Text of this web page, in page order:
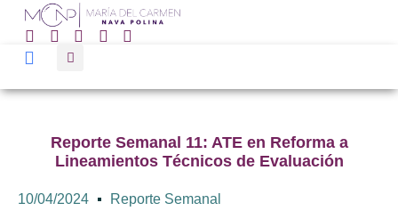
Reporte Semanal 11: ATE en Reforma a
Lineamientos Técnicos de Evaluación
10/04/2024 Reporte Semanal